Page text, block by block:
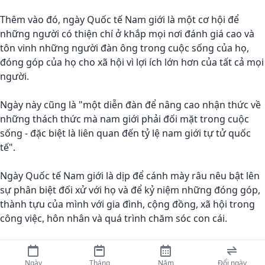
Thêm vào đó, ngày Quốc tế Nam giới là một cơ hội để
những người có thiện chí ở khắp mọi nơi đánh giá cao và
tôn vinh những người đàn ông trong cuộc sống của họ,
đóng góp của họ cho xã hội vì lợi ích lớn hơn của tất cả mọi
người.
Ngày này cũng là "một diễn đàn để nâng cao nhận thức về
những thách thức mà nam giới phải đối mặt trong cuộc
sống - đặc biệt là liên quan đến tỷ lệ nam giới tự tử quốc
tế".
Ngày Quốc tế Nam giới là dịp để cánh mày râu nêu bật lên
sự phân biệt đối xử với họ và để kỷ niệm những đóng góp,
thành tựu của mình với gia đình, cộng đồng, xã hội trong
công việc, hôn nhân và quá trình chăm sóc con cái.
Ngày Tháng Năm Đổi ngày